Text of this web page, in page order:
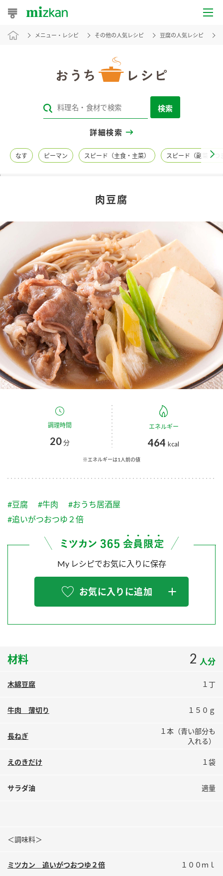
おうちレシピ
レシピカテゴリ一覧
レシピ名特集
酢 調味酢
お酢ドリンク ぽん酢
みりん風・料理酒 鍋用調味料
つゆ たれ
スープ 中華
ふりかけ
炊き込みご飯の素 米飯用調味液
Fibee
新商品一覧
キャンペーン情報
ブランド・スペシャルサイト
ブランド・スペシャルサイト トップ
商品ブランドサイト
Fibee（ファイビー）
くらしプラ酢
お酢ドリンク
つゆ
納豆のサイト
三ツ判山吹
スペシャルサイト
お酢を知ろう！
すしラボ
納豆の豆知識
ロングセラー商品 ＋ おすすめレシピ
企業情報
国内事業概要
企業理念
ミツカンの歴史
ミツカンを知る
環境への取り組み
MIM（ミツカンミュージアム）
お客様相談センター
お客様の声をいかしました
販売終了製品のご案内
よくあるご質問
ミツカン公式通販
メニュー・レシピ その他の人気レシピ 豆腐の人気レシピ
検索
詳細検索
なす ピーマン スピード（主食・主菜） スピード（副菜・つ
肉豆腐
調理時間
20分
エネルギー
464 kcal
※エネルギーは1人前の値
#豆腐 #牛肉
#おうち居酒屋
#追いがつおつゆ２倍
My レシピでお気に入りに保存
お気に入りに追加
材料 2 人分
木綿豆腐 １丁
牛肉 薄切り １５０ｇ
長ねぎ
１本（青い部分も
入れる）
えのきだけ １袋
サラダ油 適量
＜調味料＞
ミツカン 追いがつおつゆ２倍 １００ｍｌ